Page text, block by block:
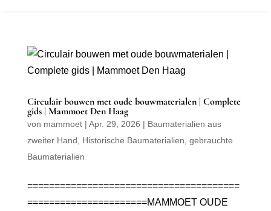
Circulair bouwen met oude bouwmaterialen | Complete
gids | Mammoet Den Haag
von mammoet| Apr. 29, 2026 | Baumaterialien aus
zweiter Hand
Historische Baumaterialien gebrauchte
Baumaterialien
=======================================
======================MAMMOET OUDE